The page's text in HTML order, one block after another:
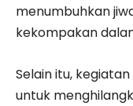
menumbuhkan
kekompakan
Selain itu,
untuk